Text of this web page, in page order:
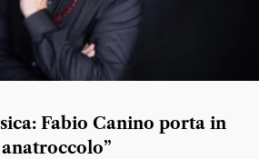
Fabio Canino porta in